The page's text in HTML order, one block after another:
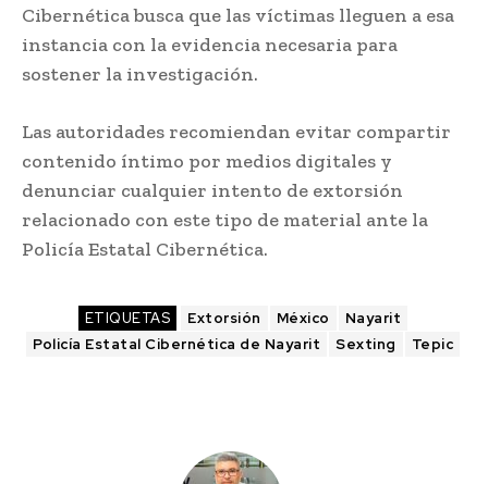
Cibernética busca que las víctimas lleguen a esa
instancia con la evidencia necesaria para
sostener la investigación.
Las autoridades recomiendan evitar compartir
contenido íntimo por medios digitales y
denunciar cualquier intento de extorsión
relacionado con este tipo de material ante la
Policía Estatal Cibernética.
ETIQUETAS Extorsión México
Nayarit
Policía Estatal Cibernética de Nayarit
Sexting Tepic